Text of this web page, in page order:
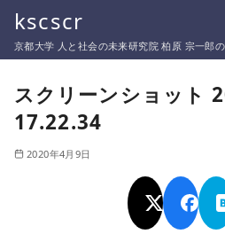
テ
kscscr
京都大学 人と社会の未来研究院 柏原 宗一郎
スクリーンショット
17.22.34
2020年4月9日